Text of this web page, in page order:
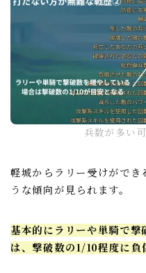
兵数が多い
軽城からラリー受けがで
うな傾向が見られます。
基本的にラリーや単騎で
は、撃破数の1/10程度に負